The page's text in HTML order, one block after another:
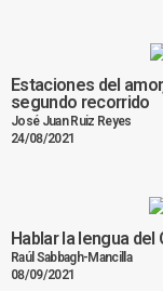
Estaciones del
segundo recorrido
José Juan Ruiz Reyes
24/08/2021
Hablar la lengua
Raúl Sabbagh-Mancilla
08/09/2021